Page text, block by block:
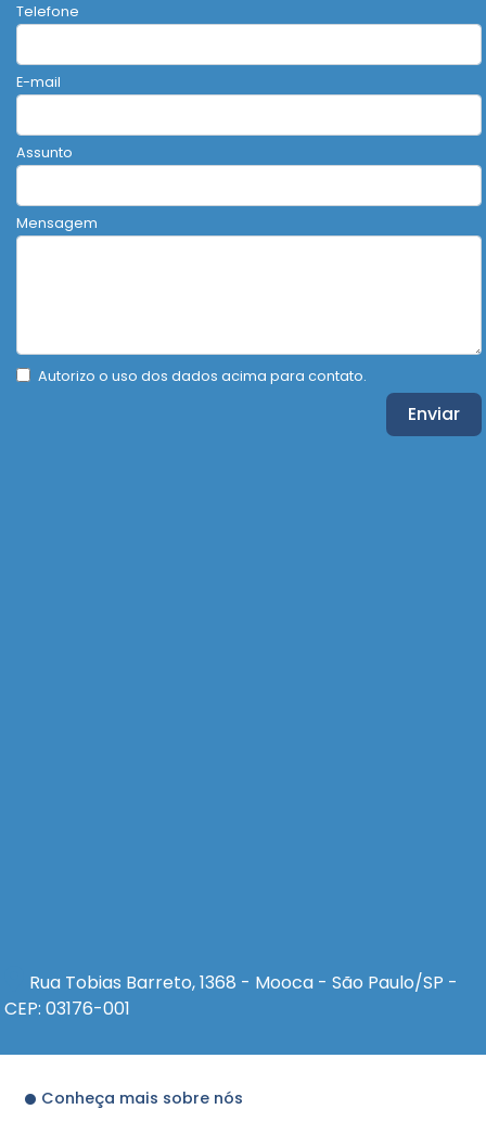
Telefone
E-mail
Assunto
Mensagem
Autorizo o uso dos dados acima para contato.
Enviar
Rua Tobias Barreto, 1368 - Mooca - São Paulo/SP -
CEP: 03176-001
Conheça mais sobre nós